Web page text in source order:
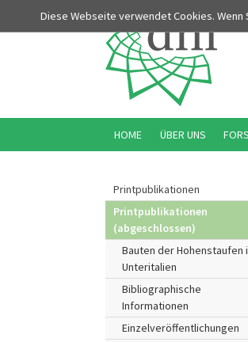
Diese Webseite verwendet Cookies.
Printpublikationen
Printpublikationen
(abgeschlossen)
Bauten der Hohenstaufen
Unteritalien
Bibliographische
Informationen
Einzelveröffentlichungen
HOME ÜBER UNS